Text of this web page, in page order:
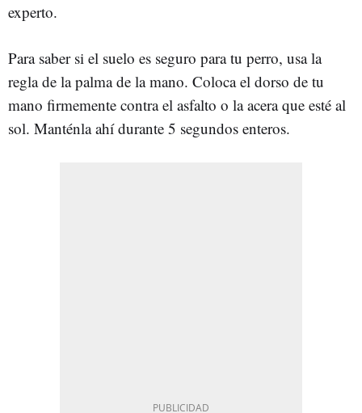
experto.
Para saber si el suelo es seguro para tu perro, usa la
regla de la palma de la mano. Coloca el dorso de tu
mano firmemente contra el asfalto o la acera que esté al
sol. Manténla ahí durante 5 segundos enteros.